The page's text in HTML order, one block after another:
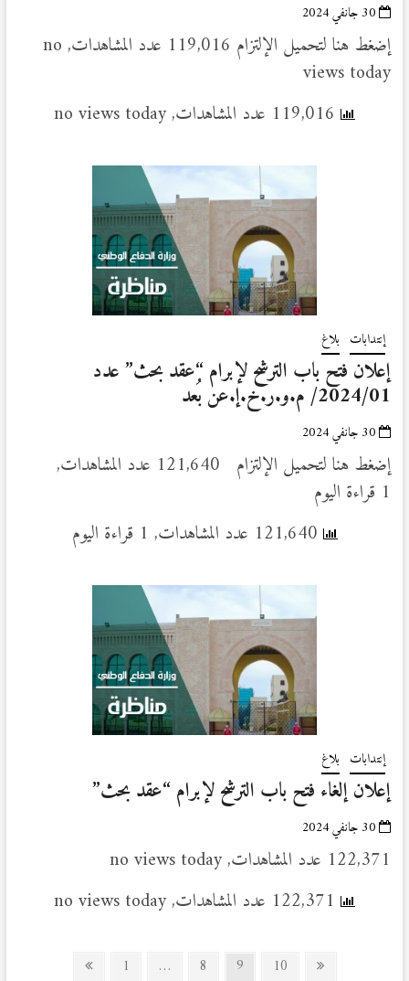
30 جانفي 2024
إضغط هنا لتحميل الإلتزام 119,016 عدد المشاهدات, no
views today
119,016 عدد المشاهدات, no views today
إنتدابات بلاغ
إعلان فتح باب الترشح لإبرام “عقد بحث” عدد
2024/01/ م.و.ر.خ.إ.عن بُعد
30 جانفي 2024
إضغط هنا لتحميل الإلتزام 121,640 عدد المشاهدات,
1 قراءة اليوم
إنتدابات بلاغ
إعلان إلغاء فتح باب الترشح لإبرام “عقد بحث”
30 جانفي 2024
122,371 عدد المشاهدات, no views today
122,371 عدد المشاهدات, no views today
Previous
Page1 … Page
8 Page
9 Page
10
Next